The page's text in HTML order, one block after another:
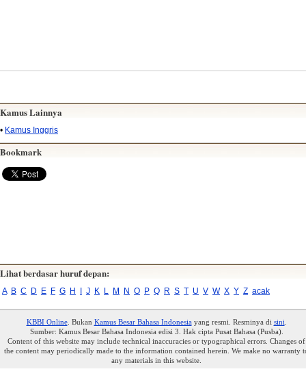
Kamus Lainnya
• Kamus Inggris
Bookmark
Lihat berdasar huruf depan:
A B C D E F G H I J K L M N O P Q R S T U V W X Y Z acak
KBBI Online. Bukan Kamus Besar Bahasa Indonesiayang resmi. Resminya di sini
Sumber: Kamus Besar Bahasa Indonesia edisi 3. Hak cipta Pusat Bahasa (Pusba).
Content of this website may include technical inaccuracies or typographical errors. Changes of
the content may periodically made to the information contained herein. We make no warranty
any materials in this website.